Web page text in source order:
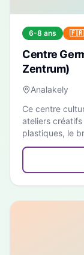
6-8 ans 🇫🇷
Centre
Zentrum)
Analakely
Ce centre
ateliers
plastiques, le
ouverture